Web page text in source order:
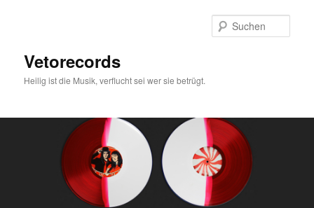
Vetorecords
Heilig ist die Musik, verflucht sei wer sie betrügt.